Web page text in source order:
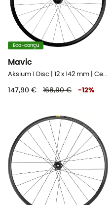
Eco-conçu
Mavic
Aksium 1 Disc | 12 x 142 mm | Centerlock - Roue vélo arrière
147,90 € 168,90 € -12%